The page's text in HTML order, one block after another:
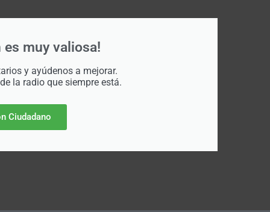
es muy valiosa!
y ayúdenos a mejorar.
la radio que siempre está.
Ciudadano